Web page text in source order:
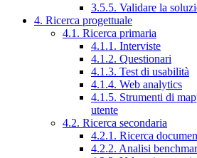
3.5.5. Validare la
4. Ricerca progettuale
4.1. Ricerca primaria
4.1.1. Interviste
4.1.2. Questionari
4.1.3. Test di usabilità
4.1.4. Web analytics
4.1.5. Strumenti di
utente
4.2. Ricerca secondaria
4.2.1. Ricerca
4.2.2. Analisi